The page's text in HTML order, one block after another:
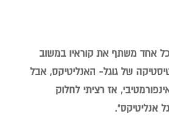
אחד משתף את קוראיו במשוב
של גוגל- האנליטיקס, אבל
אז רציתי לחלוק
אנליטיקס".